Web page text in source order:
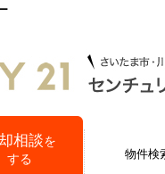
相談を
する
物件検